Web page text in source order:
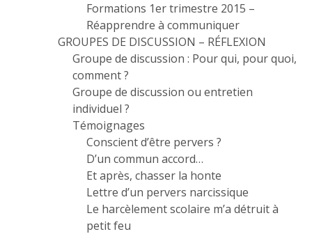
Formations 1er trimestre 2015 –
Réapprendre à communiquer
GROUPES DE DISCUSSION – RÉFLEXION
Groupe de discussion : Pour qui, pour quoi,
comment ?
Groupe de discussion ou entretien
individuel ?
Témoignages
Conscient d’être pervers ?
D’un commun accord…
Et après, chasser la honte
Lettre d’un pervers narcissique
Le harcèlement scolaire m’a détruit à
petit feu